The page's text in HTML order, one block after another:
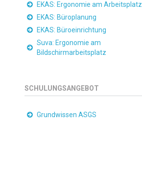
EKAS: Ergonomie am Arbeitsplatz
EKAS: Büroplanung
EKAS: Büroeinrichtung
Suva: Ergonomie am
Bildschirmarbeitsplatz
SCHULUNGSANGEBOT
Grundwissen ASGS